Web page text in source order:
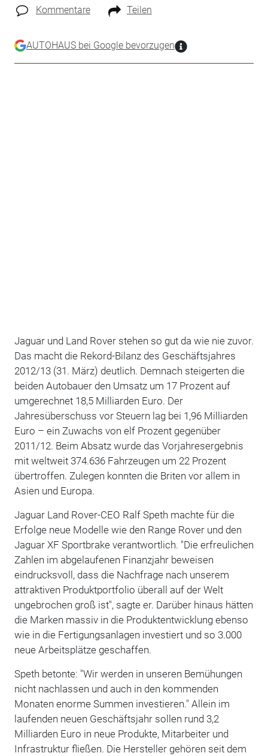
Kommentare Teilen
AUTOHAUS bei Google bevorzugen
Jaguar und Land Rover stehen so gut da wie nie zuvor.
Das macht die Rekord-Bilanz des Geschäftsjahres
2012/13 (31. März) deutlich. Demnach steigerten die
beiden Autobauer den Umsatz um 17 Prozent auf
umgerechnet 18,5 Milliarden Euro. Der
Jahresüberschuss vor Steuern lag bei 1,96 Milliarden
Euro – ein Zuwachs von elf Prozent gegenüber
2011/12. Beim Absatz wurde das Vorjahresergebnis
mit weltweit 374.636 Fahrzeugen um 22 Prozent
übertroffen. Zulegen konnten die Briten vor allem in
Asien und Europa.
Jaguar Land Rover-CEO Ralf Speth machte für die
Erfolge neue Modelle wie den Range Rover und den
Jaguar XF Sportbrake verantwortlich. "Die erfreulichen
Zahlen im abgelaufenen Finanzjahr beweisen
eindrucksvoll, dass die Nachfrage nach unserem
attraktiven Produktportfolio überall auf der Welt
ungebrochen groß ist", sagte er. Darüber hinaus hätten
die Marken massiv in die Produktentwicklung ebenso
wie in die Fertigungsanlagen investiert und so 3.000
neue Arbeitsplätze geschaffen.
Speth betonte: "Wir werden in unseren Bemühungen
nicht nachlassen und auch in den kommenden
Monaten enorme Summen investieren." Allein im
laufenden neuen Geschäftsjahr sollen rund 3,2
Milliarden Euro in neue Produkte, Mitarbeiter und
Infrastruktur fließen. Die Hersteller gehören seit dem